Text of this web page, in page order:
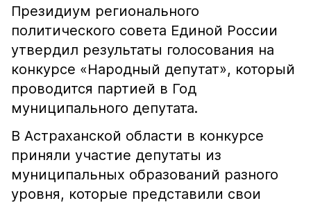
Президиум регионального
политического совета Единой России
утвердил результаты голосования на
конкурсе «Народный депутат», который
проводится партией в Год
муниципального депутата.
В Астраханской области в конкурсе
приняли участие депутаты из
муниципальных образований разного
уровня, которые представили свои